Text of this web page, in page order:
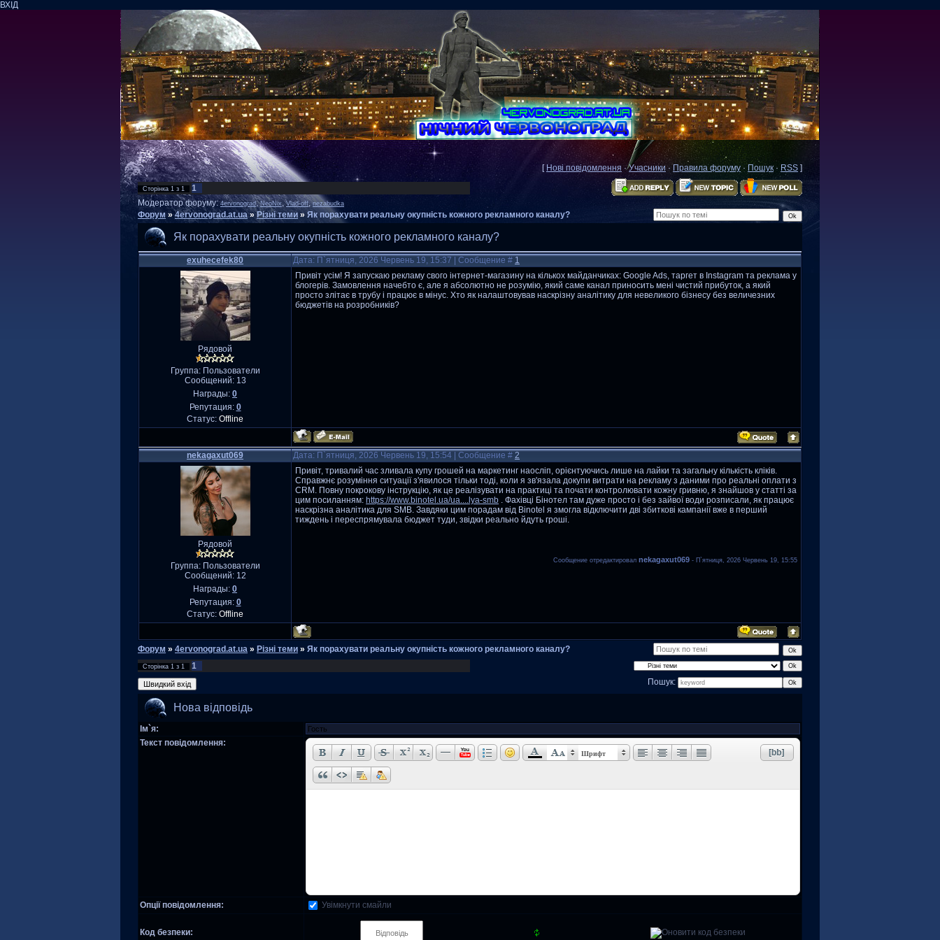
ВХІД
[ Нові повідомлення ·Учасники·Правила форуму · Пошук· RSS ]
Сторінка 1 з 1
1
Модератор форуму:4ervonograd,NeoNix,Vlad-off,nezabudka
Форум » 4ervonograd.at.ua » Різні теми » Як порахувати реальну окупність кожного рекламного каналу?
Як порахувати реальну окупність кожного рекламного каналу?
exuhecefek80 Дата: П`ятниця, 2026 Червень 19, 15:37 | Сообщение # 1
Рядовой
Группа: Пользователи
Сообщений: 13
Награды: 0
Репутация: 0
Статус: Offline
Привіт усім! Я запускаю рекламу свого інтернет-магазину на кількох майданчиках: Google Ads, таргет в Instagram та реклама у
блогерів. Замовлення начебто є, але я абсолютно не розумію, який саме канал приносить мені чистий прибуток, а який
просто злітає в трубу і працює в мінус. Хто як налаштовував наскрізну аналітику для невеликого бізнесу без величезних
бюджетів на розробників?
nekagaxut069 Дата: П`ятниця, 2026 Червень 19, 15:54 | Сообщение # 2
Рядовой
Группа: Пользователи
Сообщений: 12
Награды: 0
Репутация: 0
Статус: Offline
Привіт, тривалий час зливала купу грошей на маркетинг наосліп, орієнтуючись лише на лайки та загальну кількість кліків.
Справжнє розуміння ситуації з'явилося тільки тоді, коли я зв'язала докупи витрати на рекламу з даними про реальні оплати з
CRM. Повну покрокову інструкцію, як це реалізувати на практиці та почати контролювати кожну гривню, я знайшов у статті за
цим посиланням: https://www.binotel.ua/ua....lya-smb . Фахівці Бінотел там дуже просто і без зайвої води розписали, як працює
наскрізна аналітика для SMB. Завдяки цим порадам від Binotel я змогла відключити дві збиткові кампанії вже в перший
тиждень і переспрямувала бюджет туди, звідки реально йдуть гроші.
Сообщение отредактировал nekagaxut069 - П`ятниця, 2026 Червень 19, 15:55
Форум » 4ervonograd.at.ua » Різні теми » Як порахувати реальну окупність кожного рекламного каналу?
Сторінка 1 з 1
1
Пошук:
Нова відповідь
Ім`я:
Текст повідомлення:
Шрифт
Опції повідомлення: Увімкнути смайли
Код безпеки: